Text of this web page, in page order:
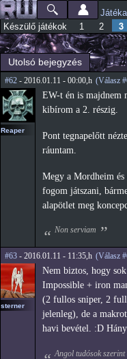
Főmenü
Jelenlegi hely
Készülő játékok
1 2 3
Utolsó bejegyzés
#62 - 2016.01.11 - 00:00,h (Válasz
Reaper
EW-t én is majdnem
kibírom a 2. részig.
Pont tegnapelőtt
ráuntam.
Megy a Mordheim
fogom játszani,
alapötlet meg
Non serviam
#63 - 2016.01.11 - 11:35,h (Válasz
sterner
Nem biztos, hogy
Impossible + iron
(2 fullos sniper, 2
jelenleg), de a
havi bevétel. :D
Angol tudósok szerint